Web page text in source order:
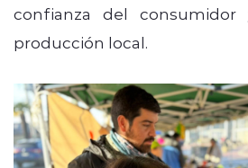
confianza del
producción local.